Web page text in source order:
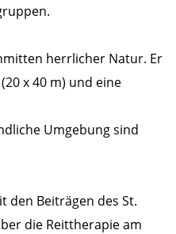
herrlicher Natur. Er
x 40 m) und eine
Umgebung sind
den Beiträgen des St.
die Reittherapie am